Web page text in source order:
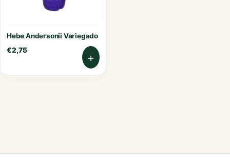
Hebe Andersonii Variegado
€2,75
+